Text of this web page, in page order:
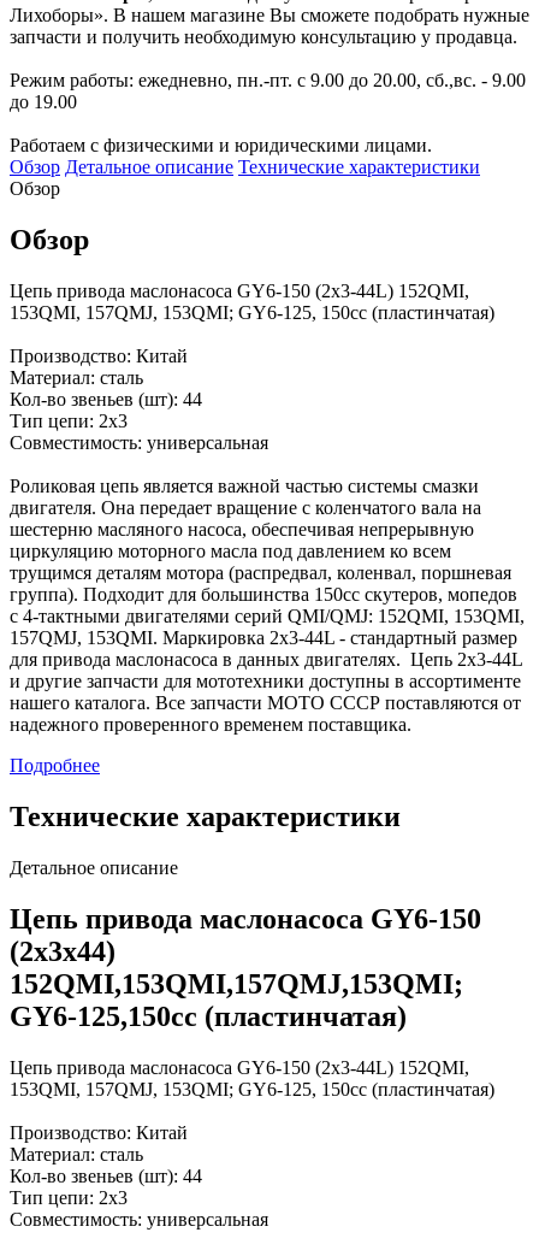
Лихоборы». В нашем магазине Вы сможете подобрать нужные
запчасти и получить необходимую консультацию у продавца.
Режим работы: ежедневно, пн.-пт. с 9.00 до 20.00, сб.,вс. - 9.00
до 19.00
Работаем с физическими и юридическими лицами.
Обзор Детальное описание Технические характеристики
Обзор
Обзор
Цепь привода маслонасоса GY6-150 (2х3-44L) 152QMI,
153QMI, 157QMJ, 153QMI; GY6-125, 150cc (пластинчатая)
Производство: Китай
Материал: сталь
Кол-во звеньев (шт): 44
Тип цепи: 2х3
Совместимость: универсальная
Роликовая цепь является важной частью системы смазки
двигателя. Она передает вращение с коленчатого вала на
шестерню масляного насоса, обеспечивая непрерывную
циркуляцию моторного масла под давлением ко всем
трущимся деталям мотора (распредвал, коленвал, поршневая
группа). Подходит для большинства 150сс скутеров, мопедов
с 4-тактными двигателями серий QMI/QMJ: 152QMI, 153QMI,
157QMJ, 153QMI. Маркировка 2x3-44L - стандартный размер
для привода маслонасоса в данных двигателях. Цепь 2x3-44L
и другие запчасти для мототехники доступны в ассортименте
нашего каталога. Все запчасти МОТО СССР поставляются от
надежного проверенного временем поставщика.
Подробнее
Технические характеристики
Детальное описание
Цепь привода маслонасоса GY6-150
(2х3х44)
152QMI,153QMI,157QMJ,153QMI;
GY6-125,150cc (пластинчатая)
Цепь привода маслонасоса GY6-150 (2х3-44L) 152QMI,
153QMI, 157QMJ, 153QMI; GY6-125, 150cc (пластинчатая)
Производство: Китай
Материал: сталь
Кол-во звеньев (шт): 44
Тип цепи: 2х3
Совместимость: универсальная